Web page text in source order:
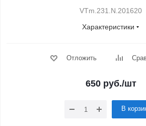
VTm.231.N.201620
Характеристики
Отложить
650 руб./шт
В